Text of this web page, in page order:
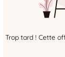
Trop tard ! Cette